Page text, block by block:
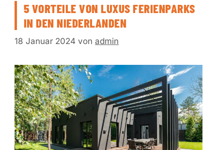
5 VORTEILE VON LUXUS FERIENPARKS
IN DEN NIEDERLANDEN
18 Januar 2024 von admin